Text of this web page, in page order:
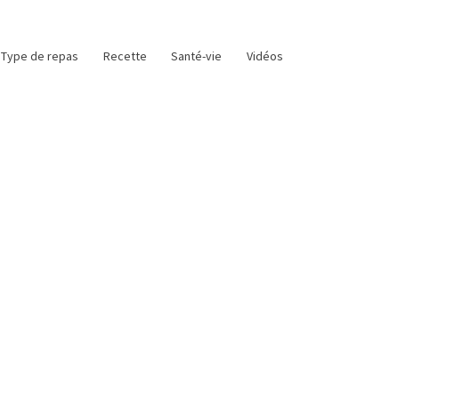
Type de repas Recette Santé-vie Vidéos